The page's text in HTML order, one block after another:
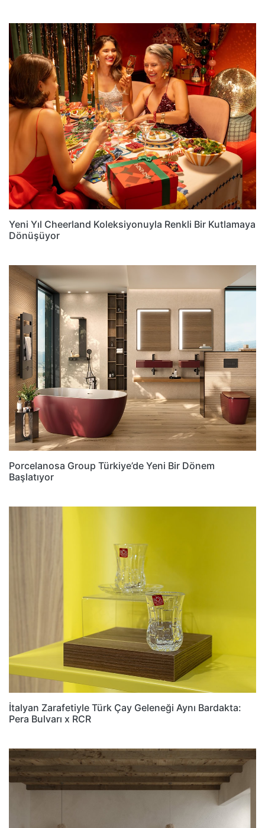
Yeni Yıl Cheerland Koleksiyonuyla Renkli Bir Kutlamaya
Dönüşüyor
Porcelanosa Group Türkiye’de Yeni Bir Dönem
Başlatıyor
İtalyan Zarafetiyle Türk Çay Geleneği Aynı Bardakta:
Pera Bulvarı x RCR